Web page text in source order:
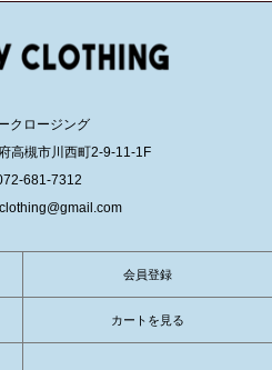
クロージング
高槻市川西町2-9-11-1F
681-7312
会員登録
カートを見る